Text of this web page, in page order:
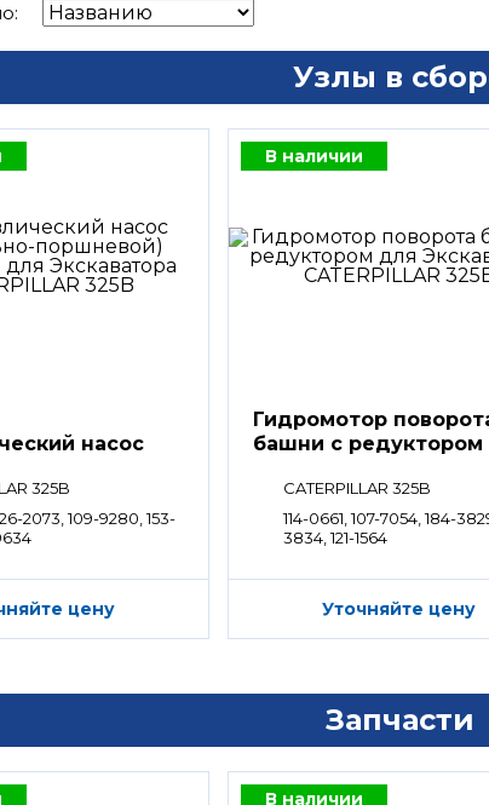
Узлы в
насос
325B
2073, 109-9280, 153-
цену
В наличии
Гидромотор
башни с редуктором
CATERPILLAR 325B
114-0661, 107-7054, 184-
3834, 121-1564
Уточняйте цену
Запчасти
В наличии